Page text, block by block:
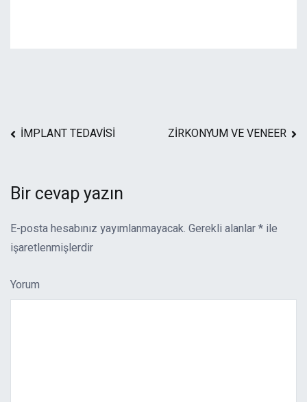
Yazı
İMPLANT TEDAVİSİ ZİRKONYUM VE VENEER
Bir cevap yazın
E-posta hesabınız yayımlanmayacak. Gerekli alanlar* ile
işaretlenmişlerdir
Yorum